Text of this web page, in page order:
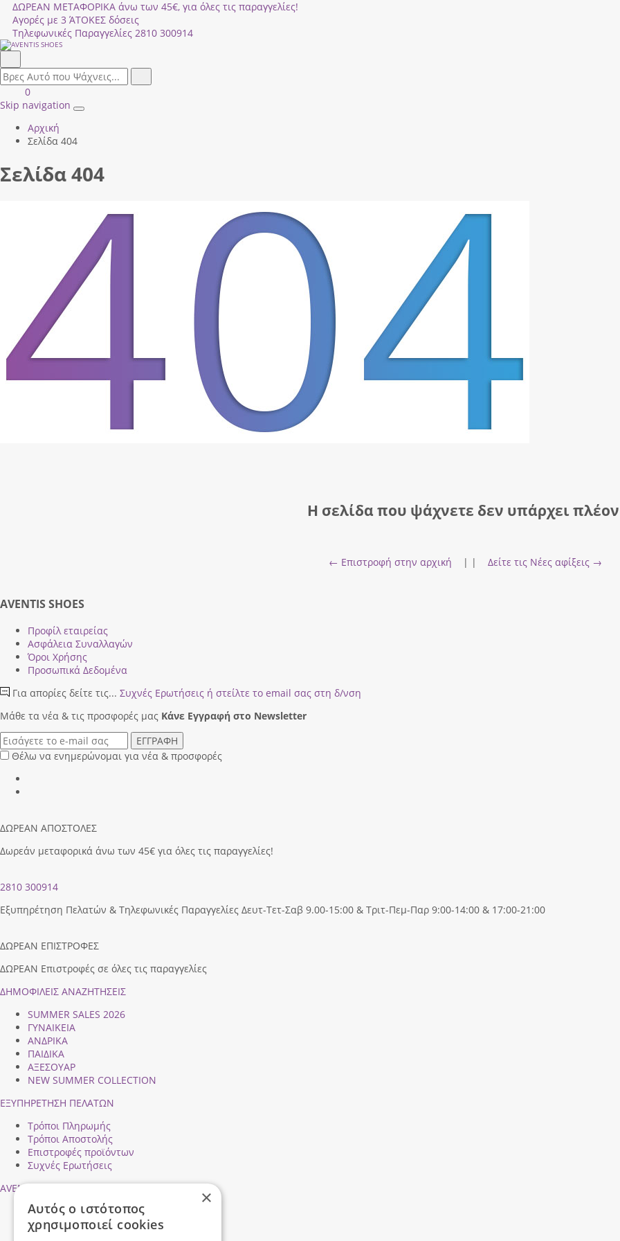
ΔΩΡΕΑΝ ΜΕΤΑΦΟΡΙΚΑ άνω των 45€, για όλες τις παραγγελίες!
Αγορές με 3 ΆΤΟΚΕΣ δόσεις
Τηλεφωνικές Παραγγελίες 2810 300914
field.search
Είσοδος
|
ΚΑΛΑΘΙ
ΑΓΟΡΩΝ
0
Skip navigation
Toggle
Αρχική
Σελίδα 404
Σελίδα 404
Η σελίδα που ψάχνετε δεν υπάρχει
← Επιστροφή στην αρχική | | Δείτε τις Νέες αφίξεις →
AVENTIS SHOES
Προφίλ εταιρείας
Ασφάλεια Συναλλαγών
Όροι Χρήσης
Προσωπικά Δεδομένα
Για απορίες δείτε τις... Συχνές Ερωτήσεις ή στείλτε το email σας στη δ/νση
Μάθε τα νέα & τις προσφορές μας Κάνε Eγγραφή στο Newsletter
ΕΓΓΡΑΦΗ
Θέλω να ενημερώνομαι για νέα & προσφορές
ΔΩΡΕΑΝ ΑΠΟΣΤΟΛΕΣ
Δωρεάν μεταφορικά άνω των 45€ για όλες τις παραγγελίες!
2810 300914
Εξυπηρέτηση Πελατών & Τηλεφωνικές Παραγγελίες Δευτ-Τετ-Σαβ 9.00-15:00 & Τριτ-Πεμ-Παρ 9:00-14:00 & 17:00-21:00
ΔΩΡΕΑΝ ΕΠΙΣΤΡΟΦΕΣ
ΔΩΡΕΑΝ Επιστροφές σε όλες τις παραγγελίες
ΔΗΜΟΦΙΛEIΣ ΑΝΑΖΗΤΗΣΕΙΣ
SUMMER SALES 2026
ΓΥΝΑΙΚΕΙΑ
ΑΝΔΡΙΚΑ
ΠΑΙΔΙΚΑ
ΑΞΕΣΟΥΑΡ
NEW SUMMER COLLECTION
ΕΞΥΠΗΡΕΤΗΣΗ ΠΕΛΑΤΩΝ
Τρόποι Πληρωμής
Τρόποι Αποστολής
Επιστροφές προϊόντων
Συχνές Ερωτήσεις
AVENTIS SHOES
Προφίλ εταιρείας
Ασφάλεια Συναλλαγών
×
Αυτός ο ιστότοπος
χρησιμοποιεί cookies